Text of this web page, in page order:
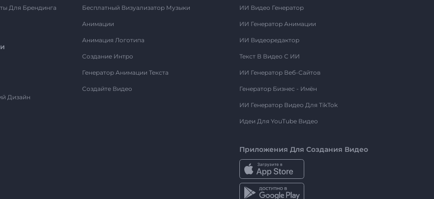
Для Брендинга
Дизайн
Бесплатный Визуализатор Музыки
Анимации
Анимация Логотипа
Создание Интро
Генератор Анимации Текста
Создайте Видео
ИИ Видео Генератор
ИИ Генератор Анимации
ИИ Видеоредактор
Текст В Видео С ИИ
ИИ Генератор Веб-Сайтов
Генератор Бизнес - Имён
ИИ Генератор Видео Для TikTok
Идеи Для YouTube Видео
Приложения Для Создания Видео